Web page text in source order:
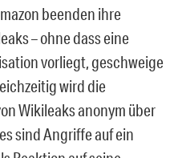
beenden ihre
– ohne dass eine
vorliegt, geschweige
wird die
Wikileaks anonym über
sind Angriffe auf ein